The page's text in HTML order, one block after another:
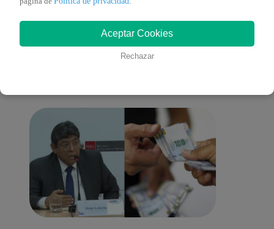
También te puede
interesar
Aceptar Cookies
Rechazar